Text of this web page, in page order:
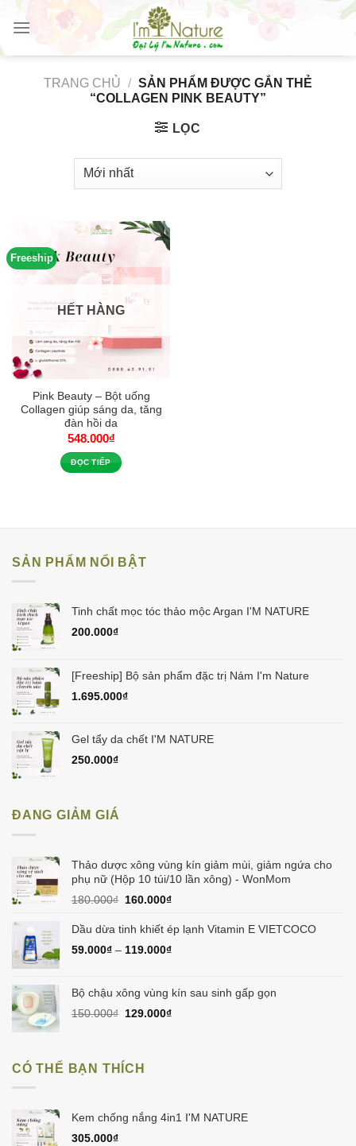
Skip
content
TRANG CHỦ / SẢN PHẨM ĐƯỢC GẮN THẺ
“COLLAGEN PINK BEAUTY”
LỌC
Freeship
HẾT HÀNG
Pink Beauty – Bột uống
Collagen giúp sáng da, tăng
đàn hồi da
548.000₫
ĐỌC TIẾP
SẢN PHẨM NỔI BẬT
Tinh chất mọc tóc thảo mộc Argan I'M NATURE
200.000₫
[Freeship] Bộ sản phẩm đặc trị Nám I'm Nature
1.695.000₫
Gel tẩy da chết I'M NATURE
250.000₫
ĐANG GIẢM GIÁ
Thảo dược xông vùng kín giảm mùi, giảm ngứa cho
phụ nữ (Hộp 10 túi/10 lần xông) - WonMom
180.000₫ Giá
là:
160.000₫Giá
tại
160.000₫.
Dầu dừa tinh khiết ép lạnh Vitamin E VIETCOCO
59.000₫ – 119.000₫
Bộ chậu xông vùng kín sau sinh gấp gọn
150.000₫ Giá
129.000₫Giá
CÓ THỂ BẠN THÍCH
Kem chống nắng 4in1 I'M NATURE
305.000₫